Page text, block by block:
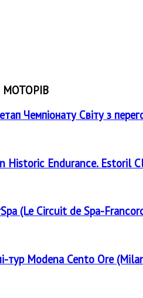
МОТОРІВ
Чемпіонату Світу з
Historic Endurance. Estoril
(Le Circuit de Spa-
тур Modena Cento Ore